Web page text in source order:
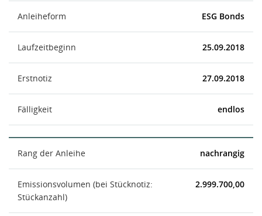
Anleiheform ESG Bonds
Laufzeitbeginn 25.09.2018
Erstnotiz 27.09.2018
Fälligkeit endlos
Rang der Anleihe nachrangig
Emissionsvolumen (bei Stücknotiz:
Stückanzahl)
2.999.700,00